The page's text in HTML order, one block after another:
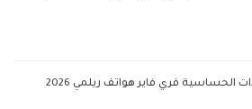
الحساسية فري فاير هواتف ريلمي 2026